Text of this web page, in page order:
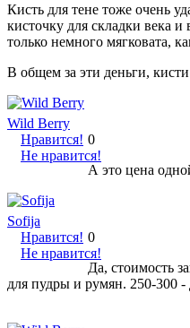
Кисть для тене тоже очень
кисточку для складки века
только немного мягковата,
В общем за эти деньги,
Wild Berry
Нравится!
Не нравится!
0
А это цена
Sofija
Нравится!
Не нравится!
0
Да, стоимость
для пудры и румян. 250-300 -